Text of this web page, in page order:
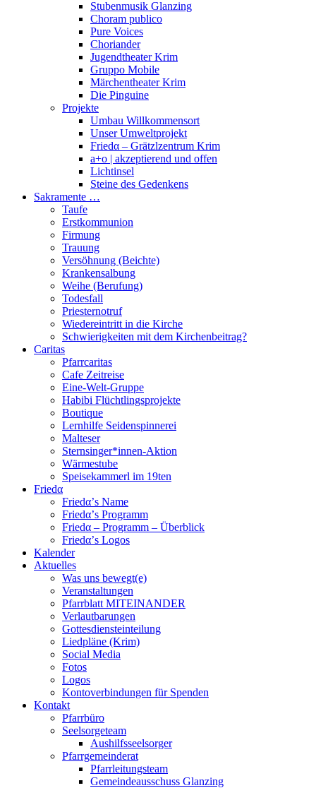
Stubenmusik Glanzing
Choram publico
Pure Voices
Choriander
Jugendtheater Krim
Gruppo Mobile
Märchentheater Krim
Die Pinguine
Projekte
Umbau Willkommensort
Unser Umweltprojekt
Friedα – Grätzlzentrum Krim
a+o | akzeptierend und offen
Lichtinsel
Steine des Gedenkens
Sakramente …
Taufe
Erstkommunion
Firmung
Trauung
Versöhnung (Beichte)
Krankensalbung
Weihe (Berufung)
Todesfall
Priesternotruf
Wiedereintritt in die Kirche
Schwierigkeiten mit dem Kirchenbeitrag?
Caritas
Pfarrcaritas
Cafe Zeitreise
Eine-Welt-Gruppe
Habibi Flüchtlingsprojekte
Boutique
Lernhilfe Seidenspinnerei
Malteser
Sternsinger*innen-Aktion
Wärmestube
Speisekammerl im 19ten
Friedα
Friedα’s Name
Friedα’s Programm
Friedα – Programm – Überblick
Friedα’s Logos
Kalender
Aktuelles
Was uns bewegt(e)
Veranstaltungen
Pfarrblatt MITEINANDER
Verlautbarungen
Gottesdiensteinteilung
Liedpläne (Krim)
Social Media
Fotos
Logos
Kontoverbindungen für Spenden
Kontakt
Pfarrbüro
Seelsorgeteam
Aushilfsseelsorger
Pfarrgemeinderat
Pfarrleitungsteam
Gemeindeausschuss Glanzing